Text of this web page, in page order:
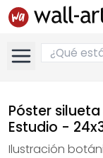
Póster
Estudio -
Ilustración